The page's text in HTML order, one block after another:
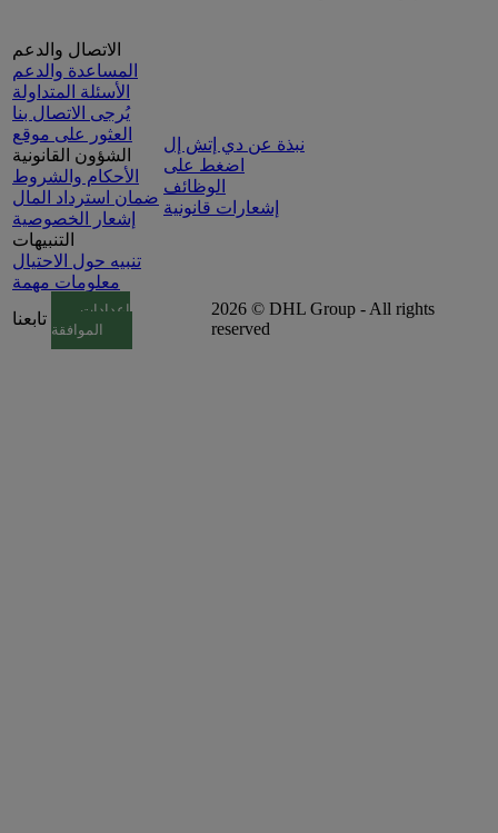
المساعدة والدعم
الأسئلة المتداولة
يُرجى الاتصال بنا
العثور على موقع
الشؤون القانونية
الأحكام والشروط
ضمان استرداد المال
إشعار الخصوصية
التنبيهات
تنبيه حول الاحتيال
معلومات مهمة
نبذة عن دي إتش إل
اضغط على
الوظائف
إشعارات قانونية
تابعنا
إعدادات
الموافقة
2026 © DHL Group - All rights
reserved